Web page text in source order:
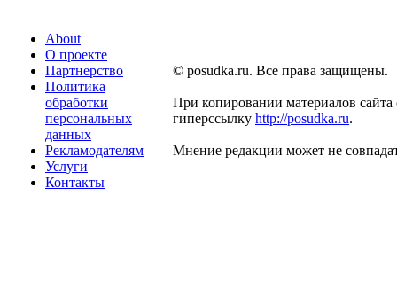
About
О проекте
Партнерство
Политика
обработки
персональных
данных
Рекламодателям
Услуги
Контакты
© posudka.ru. Все права защищены.
При копировании материалов сайта
гиперссылку http://posudka.ru.
Мнение редакции может не